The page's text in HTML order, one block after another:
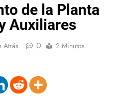
de la Planta
Auxiliares
Atrás 0 2 Minutos